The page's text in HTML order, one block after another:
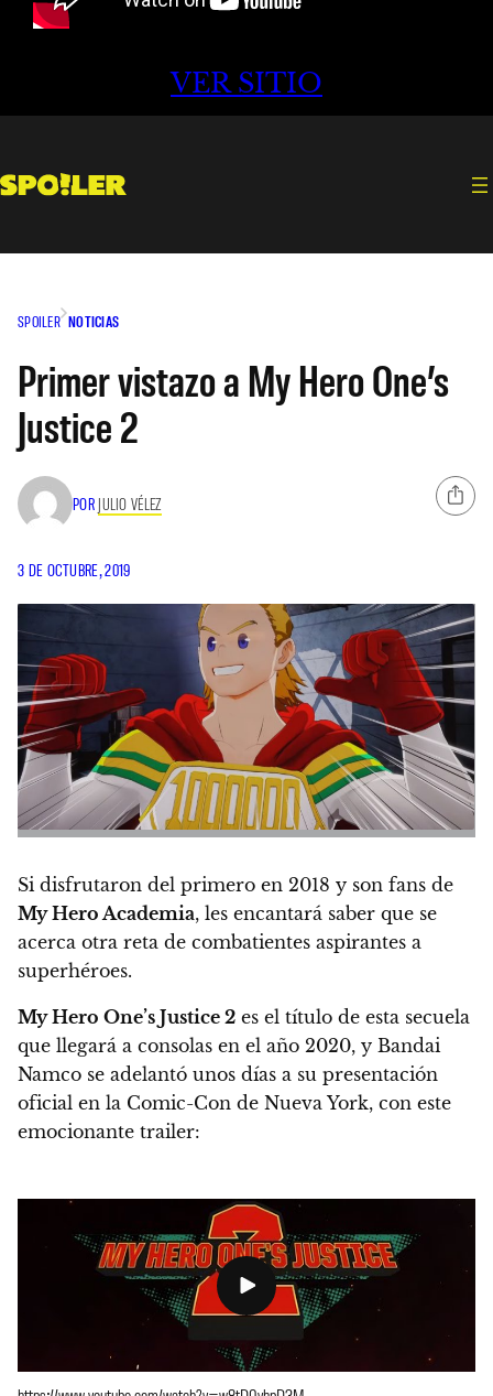
VER SITIO
SPOILER NOTICIAS
Primer vistazo a My Hero One’s
Justice 2
POR JULIO VÉLEZ
3 DE OCTUBRE, 2019
Si disfrutaron del primero en 2018 y son fans de
My Hero Academia, les encantará saber que se
acerca otra reta de combatientes aspirantes a
superhéroes.
My Hero One’s Justice 2 es el título de esta secuela
que llegará a consolas en el año 2020, y Bandai
Namco se adelantó unos días a su presentación
oficial en la Comic-Con de Nueva York, con este
emocionante trailer: